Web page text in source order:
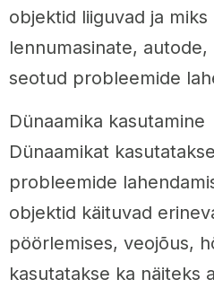
objektid liiguvad ja
lennumasinate,
seotud probleemide
Dünaamika kasutamine
Dünaamikat
probleemide
objektid käituvad
pöörlemises, veojõus,
kasutatakse ka näiteks